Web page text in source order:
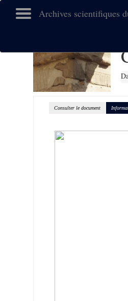
Archives scientifiques
Consulter le document